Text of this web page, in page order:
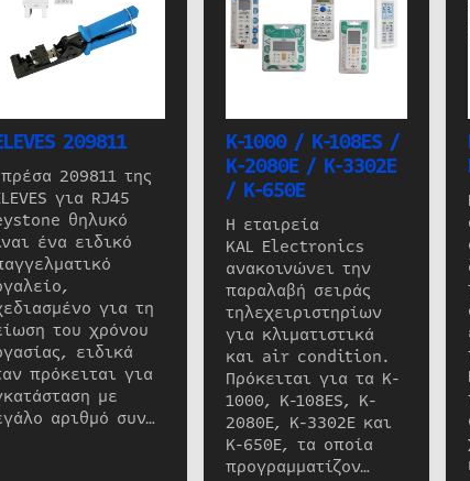
209811
209811 της
για RJ45
θηλυκό
ένα ειδικό
για τη
του χρόνου
ειδικά
πρόκειται για
με
αριθμό συν…
K-1000 / K-108ES /
K-2080E / K-3302E
/ K-650E
Η εταιρεία
KAL Electronics
ανακοινώνει την
παραλαβή σειράς
τηλεχειριστηρίων
για κλιματιστικά
και air condition.
Πρόκειται για τα K-
1000, K-108ES, K-
2080E, K-3302E και
K-650E, τα οποία
προγραμματίζον…